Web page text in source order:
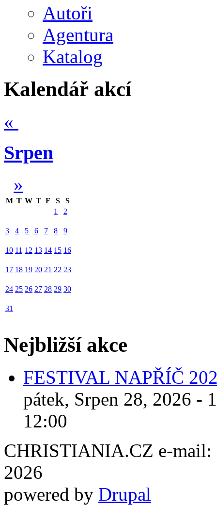
Autoři
Agentura
Katalog
Kalendář akcí
«
Srpen
»
M T W T F S
S
1
2
3 4 5 6 7 8 9
10 11 12 13 14 15 16
17 18 19 20 21 22 23
24 25 26 27 28 29 30
31
Nejbližší akce
FESTIVAL NAPŘÍČ
pátek, Srpen 28, 2026 -
12:00
CHRISTIANIA.CZ e-mail:
2026
powered by Drupal